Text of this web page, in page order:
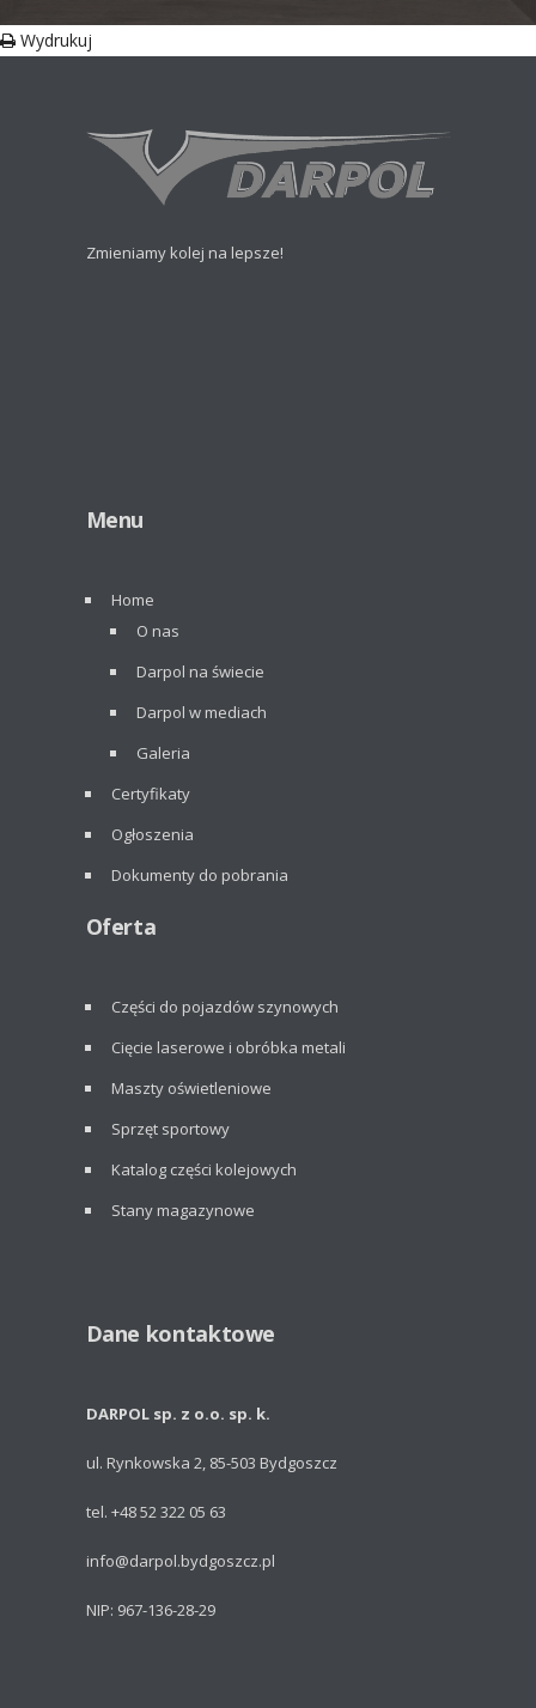
Wydrukuj
Zmieniamy kolej na lepsze!
Menu
Home
O nas
Darpol na świecie
Darpol w mediach
Galeria
Certyfikaty
Ogłoszenia
Dokumenty do pobrania
Oferta
Części do pojazdów szynowych
Cięcie laserowe i obróbka metali
Maszty oświetleniowe
Sprzęt sportowy
Katalog części kolejowych
Stany magazynowe
Dane kontaktowe
DARPOL sp. z o.o. sp. k.
ul. Rynkowska 2, 85-503 Bydgoszcz
tel. +48 52 322 05 63
info@darpol.bydgoszcz.pl
NIP: 967-136-28-29